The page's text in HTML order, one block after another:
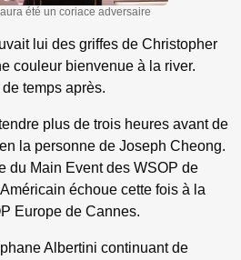
été un coriace adversaire
lui des griffes de Christopher
couleur bienvenue à la river.
temps après.
plus de trois heures avant de
la personne de Joseph Cheong.
du Main Event des WSOP de
échoue cette fois à la
Europe de Cannes.
Albertini continuant de